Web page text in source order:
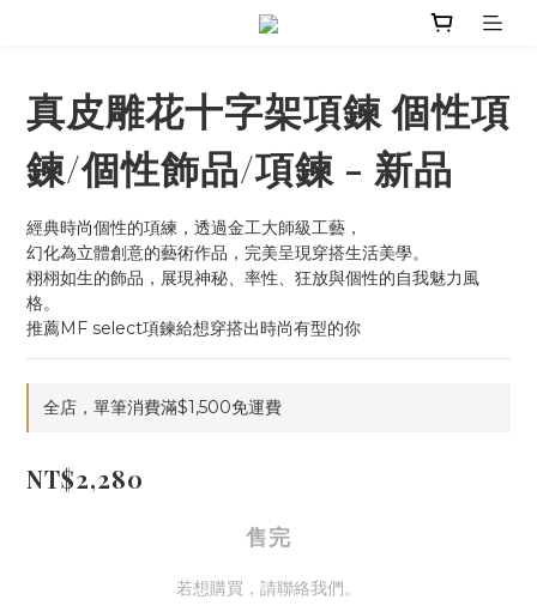
真皮雕花十字架項鍊 個性項
鍊/個性飾品/項鍊 - 新品
經典時尚個性的項練，透過金工大師級工藝，
幻化為立體創意的藝術作品，完美呈現穿搭生活美學。
栩栩如生的飾品，展現神秘、率性、狂放與個性的自我魅力風
格。
推薦MF select項鍊給想穿搭出時尚有型的你
全店，單筆消費滿$1,500免運費
NT$2,280
售完
若想購買，請聯絡我們。